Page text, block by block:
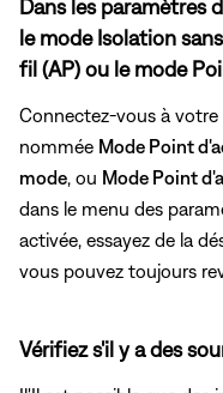
Dans les paramètres
le mode Isolation
fil (AP) ou le mode
Connectez-vous à
nommée Mode Point
mode , ou Mode Point
dans le menu des
activée, essayez de la
vous pouvez toujours
Vérifiez s'il y a des